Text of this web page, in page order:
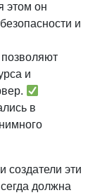
этом он
и
и
в
создатели эти
должна